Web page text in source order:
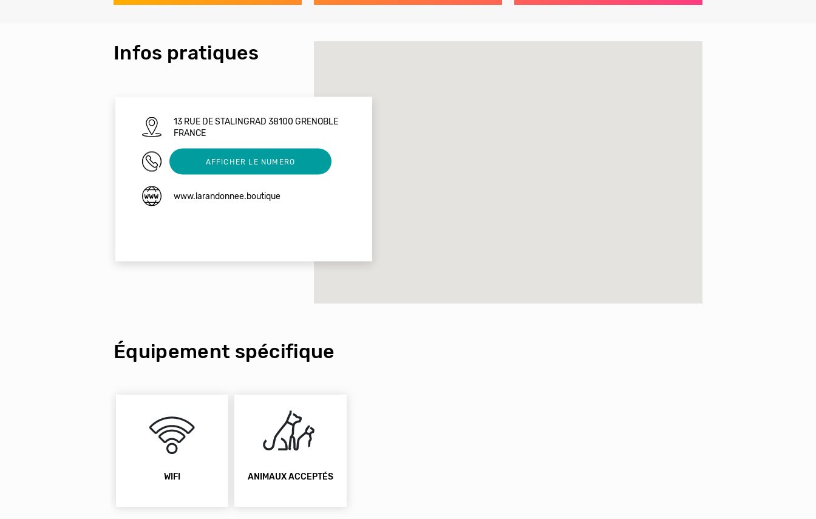
Infos pratiques
13 RUE DE STALINGRAD 38100 GRENOBLE
FRANCE
04 76 86 40 28AFFICHER LE NUMERO
www.larandonnee.boutique
Équipement spécifique
WIFI ANIMAUX ACCEPTÉS